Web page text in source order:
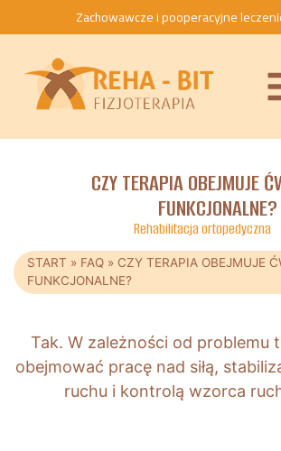
Zachowawcze i pooperacyjne
CZY TERAPIA OBEJMUJE
FUNKCJONALNE?
Rehabilitacja ortopedyczna
START » FAQ » CZY TERAPIA OBEJMUJE
FUNKCJONALNE?
Tak. W zależności od problemu
obejmować pracę nad siłą,
ruchu i kontrolą wzorca